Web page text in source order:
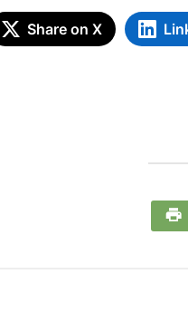
Share on X